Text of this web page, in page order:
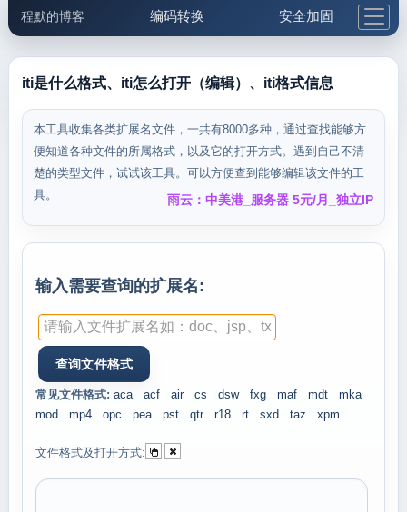
程默的博客 编码转换 安全加固
邮件工具 生活便民 更多工具
5.1支付宝大红包
iti是什么格式、iti怎么打开（编辑）、iti格式信息
本工具收集各类扩展名文件，一共有8000多种，通过查找能够方
便知道各种文件的所属格式，以及它的打开方式。遇到自己不清
楚的类型文件，试试该工具。可以方便查到能够编辑该文件的工
具。
雨云：中美港_服务器 5元/月_独立IP
输入需要查询的扩展名:
常见文件格式: aca acf air cs dsw fxg maf mdt
mka
mod
mp4 opc pea pst qtr r18 rt sxd taz xpm
文件格式及打开方式: